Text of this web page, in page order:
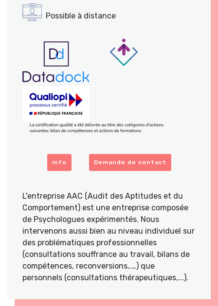
Possible à distance
info Demande de contact
L'entreprise AAC (Audit des Aptitudes et du
Comportement) est une entreprise composée
de Psychologues expérimentés. Nous
intervenons aussi bien au niveau individuel sur
des problématiques professionnelles
(consultations souffrance au travail, bilans de
compétences, reconversions,.…) que
personnels (consultations thérapeutiques,...).